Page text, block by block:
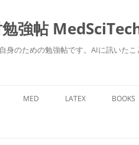
強帖
身のための勉強帖です。AIに訊いた
MED LATEX BOOKS